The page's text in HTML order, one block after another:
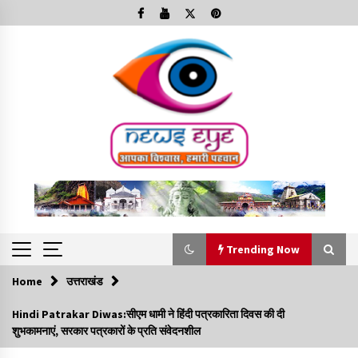
to
Trending Now
Trending Now
Minorities Rights Day : विश्व अल्पसंख्यक अधिकार दिवस
कार्यक्रम में शामिल हुए सीएम,आधुनिक मदरसों का नाम अब्दुल कलाम के नाम
Home उत्तराखंड
Hindi Patrakar Diwas:सीएम धामी ने हिंदी पत्रकारिता दिवस की दी
शुभकामनाएं, सरकार पत्रकारों के प्रति संवेदनशील